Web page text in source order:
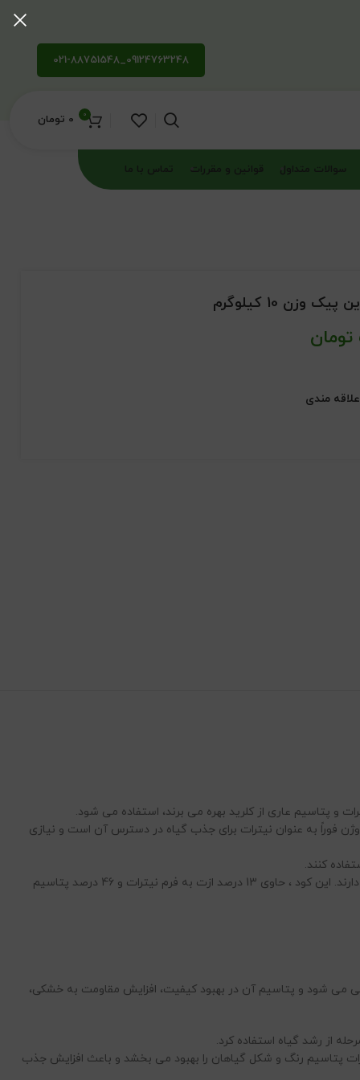
09124763248_021-88751548
0
0 تومان
سوالات متداول قوانین و مقررات تماس با ما
10 کیلوگرم
تومان
مندی
فوراً به عنوان نیترات برای جذب گیاه در دسترس آن است و نیازی
کنند.
نیترات پتاسیم حاوی درصد نسبتاً بالایی از پتاسیم است که نسبت N به K تقریباً یک به سه است. بسیاری از محصولات زراعی نیاز به پتاسیم بالایی دارند. این کود ، حاوی 13 درصد ازت به فرم نیترات و 46 درصد پتاسیم
می شود و پتاسیم آن در بهبود کیفیت، افزایش مقاومت به خشکی،
پتاسیم رنگ و شکل گیاهان را بهبود می بخشد و باعث افزایش جذب